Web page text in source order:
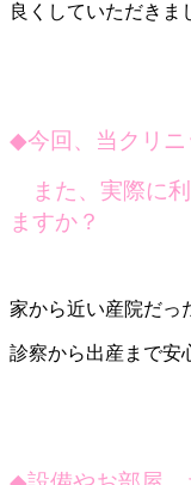
良くしていただきま
◆今回、当クリ
また、実際に
ますか？
家から近い産院だっ
診察から出産まで安